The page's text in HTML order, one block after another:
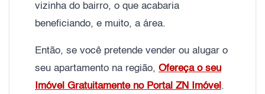
vizinha do bairro, o que acabaria
beneficiando, e muito, a área.
Então, se você pretende vender ou alugar o
seu apartamento na região, Ofereça o seu
Imóvel Gratuitamente no Portal ZN Imóvel .